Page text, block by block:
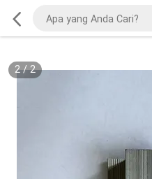
2/2